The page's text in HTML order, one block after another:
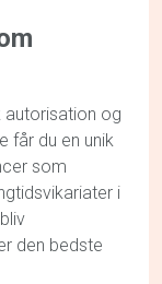
autorisation og
får du en unik
som
i
den bedste